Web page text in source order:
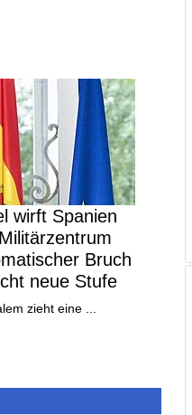
wirft Spanien
Bruch
neue Stufe
zieht eine ...